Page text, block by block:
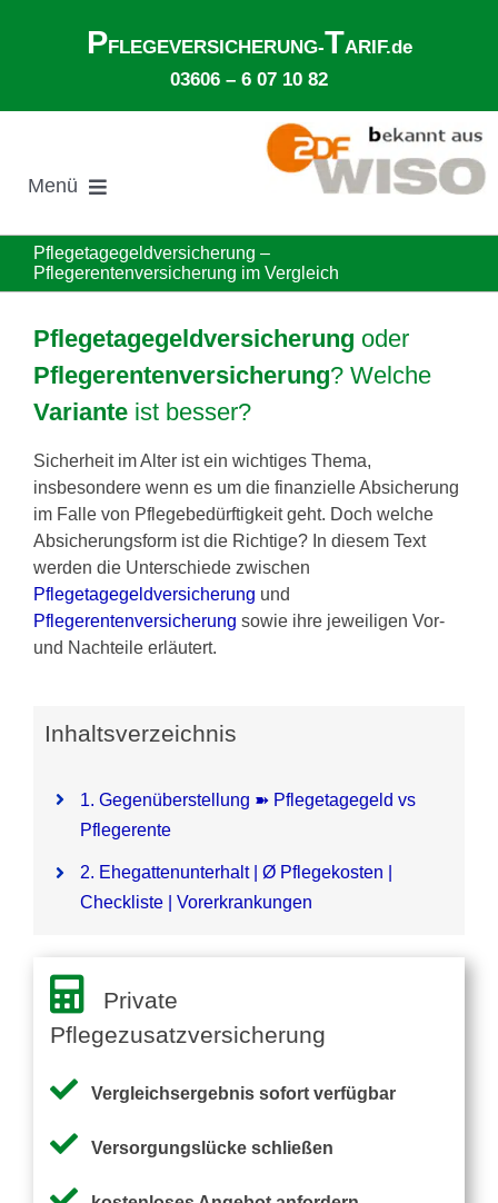
PFLEGEVERSICHERUNG-TARIF.de
03606 – 6 07 10 82
Menü
Suche
nach:
Ø Pflegekosten im Pflegeheim
Ehegattenunterhalt
Pflegezusatzversicherung
Pflegezusatz – Vergleichsrechner
Pflegetagegeldversicherung –
Pflegerentenversicherung im Vergleich
Pflegetagegeldversicherung oder
Pflegerentenversicherung? Welche
Varianteist besser?
Sicherheit im Alter ist ein wichtiges Thema,
insbesondere wenn es um die finanzielle Absicherung
im Falle von Pflegebedürftigkeit geht. Doch welche
Absicherungsform ist die Richtige? In diesem Text
werden die Unterschiede zwischen
Pflegetagegeldversicherung und
Pflegerentenversicherung sowie ihre jeweiligen Vor-
und Nachteile erläutert.
Inhaltsverzeichnis
1. Gegenüberstellung ➽ Pflegetagegeld vs
Pflegerente
2. Ehegattenunterhalt |Ø Pflegekosten |
Checkliste | Vorerkrankungen
Private
Pflegezusatzversicherung
Vergleichsergebnis sofort verfügbar
Versorgungslücke schließen